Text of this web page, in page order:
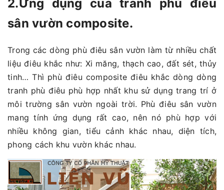
2.Ứng dụng của tranh phù điêu
sân vườn composite.
Trong các dòng phù điêu sân vườn làm từ nhiều chất
liệu điêu khắc như: Xi măng, thạch cao, đất sét, thủy
tinh… Thì phù điêu composite điêu khắc dòng dòng
tranh phù điêu phù hợp nhất khu sử dụng trang trí ở
môi trường sân vườn ngoài trời. Phù điêu sân vườn
mang tính ứng dụng rất cao, nên nó phù hợp với
nhiều không gian, tiểu cảnh khác nhau, diện tích,
phong cách khu vườn khác nhau.